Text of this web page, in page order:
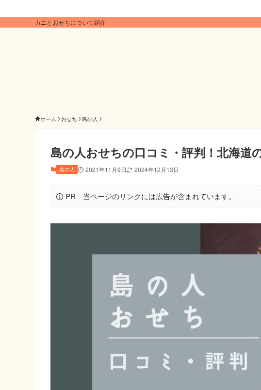
カニとおせちについて紹介
ホーム おせち 島の人
島の人おせちの口コミ・評判！北海道
島の人 2021年11月9日 2024年12月13日
PR 当ページのリンクには広告が含まれています。